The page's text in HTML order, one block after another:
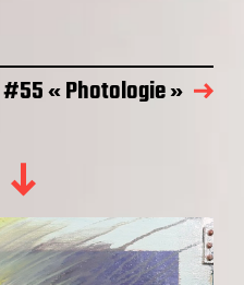
#55 « Photologie »